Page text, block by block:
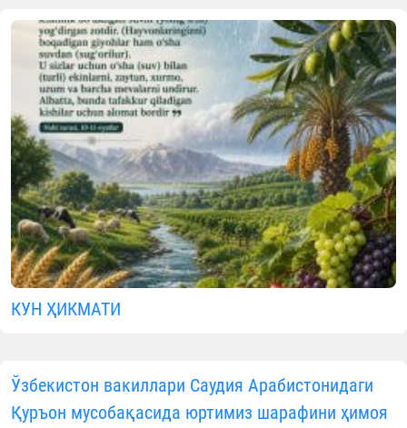
КУН ҲИКМАТИ
Ўзбекистон вакиллари Саудия Арабистонидаги
Қуръон мусобақасида юртимиз шарафини ҳимоя